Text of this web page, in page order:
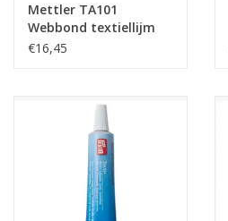
Sale / Coupons
Cadeaubonnen
Mettler TA101
Webbond textiellijm
spray 300 ml
€16,45